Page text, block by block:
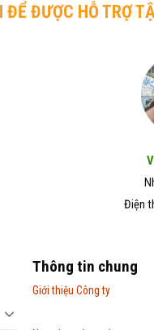
ĐỂ ĐƯỢC HỖ TRỢ
Điện
Thông tin chung
Giới thiệu Công ty